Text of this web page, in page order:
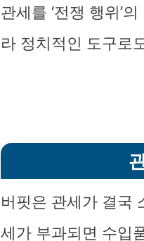
관세를 ‘전쟁 행위’
라 정치적인 도구로
버핏은 관세가 결국
세가 부과되면 수입